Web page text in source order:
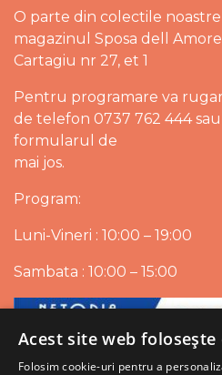
O parte din colectile
magazinul Sposa dell
Cartagiu nr 27, et 1
Pentru programare va
de telefon 0737 762 444
formularul de
mai jos.
Program:
Luni-Vineri : 10:00 – 19:00
Sambata : 10:00 – 15:00
Acest site web
Folosim cookie-uri pentru a